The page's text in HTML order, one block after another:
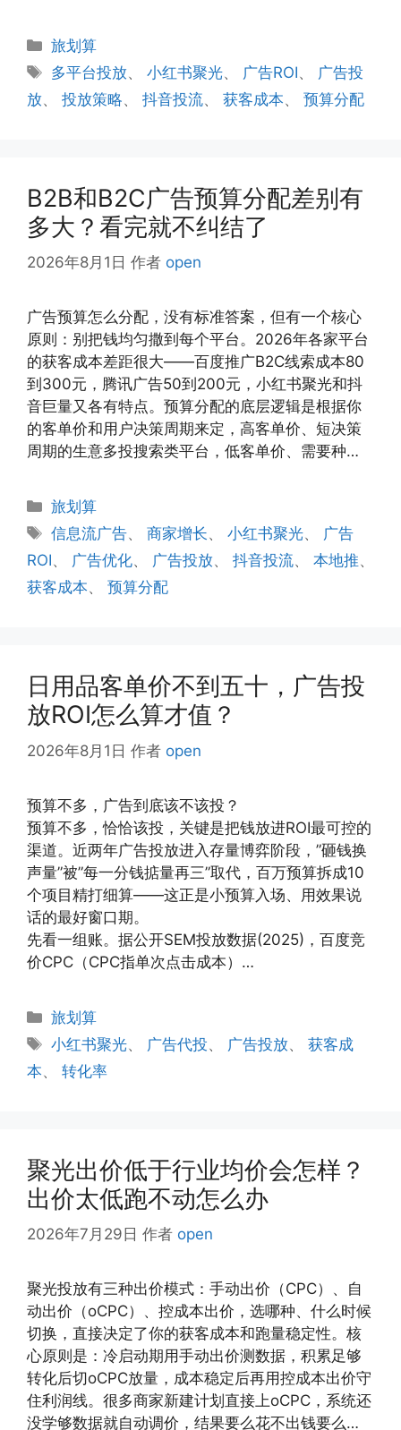
分
类
旅划算
标
签
多平台投放、小红书聚光、 广告ROI、 广告投
放、 投放策略、 抖音投流、 获客成本、 预算分配
B2B和B2C广告预算分配差别有
多大？看完就不纠结了
2026年8月1日 作者 open
广告预算怎么分配，没有标准答案，但有一个核心
原则：别把钱均匀撒到每个平台。2026年各家平台
的获客成本差距很大——百度推广B2C线索成本80
到300元，腾讯广告50到200元，小红书聚光和抖
音巨量又各有特点。预算分配的底层逻辑是根据你
的客单价和用户决策周期来定，高客单价、短决策
周期的生意多投搜索类平台，低客单价、需要种…
分
类
旅划算
标
签
信息流广告、商家增长、小红书聚光、 广告
ROI、 广告优化、 广告投放、 抖音投流、 本地推、
获客成本、 预算分配
日用品客单价不到五十，广告投
放ROI怎么算才值？
2026年8月1日 作者 open
预算不多，广告到底该不该投？
预算不多，恰恰该投，关键是把钱放进ROI最可控的
渠道。近两年广告投放进入存量博弈阶段，”砸钱换
声量”被”每一分钱掂量再三”取代，百万预算拆成10
个项目精打细算——这正是小预算入场、用效果说
话的最好窗口期。
先看一组账。据公开SEM投放数据(2025)，百度竞
价CPC（CPC指单次点击成本）…
分
类
旅划算
标
签
小红书聚光、 广告代投、 广告投放、获客成
本、 转化率
聚光出价低于行业均价会怎样？
出价太低跑不动怎么办
2026年7月29日 作者 open
聚光投放有三种出价模式：手动出价（CPC）、自
动出价（oCPC）、控成本出价，选哪种、什么时候
切换，直接决定了你的获客成本和跑量稳定性。核
心原则是：冷启动期用手动出价测数据，积累足够
转化后切oCPC放量，成本稳定后再用控成本出价守
住利润线。很多商家新建计划直接上oCPC，系统还
没学够数据就自动调价，结果要么花不出钱要么…